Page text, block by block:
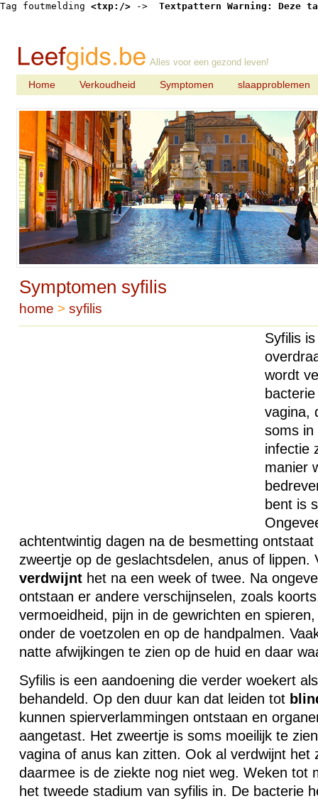
Tag foutmelding <txp:/> -> Textpattern Warning: Deze
Alles voor een gezond leven!
Home Verkoudheid Symptomen slaapproblemen
Symptomen syfilis
home > syfilis
Syfilis
wordt
vagina,
soms in
infectie
manier
bent is
achtentwintig dagen na de besmetting
zweertje op de geslachtsdelen, anus of lippen.
verdwijnthet na een week of twee. Na
ontstaan er andere verschijnselen, zoals
vermoeidheid, pijn in de gewrichten en
onder de voetzolen en op de handpalmen.
natte afwijkingen te zien op de huid en daar
Syfilis is een aandoening die verder woekert
behandeld. Op den duur kan dat leiden tot
kunnen spierverlammingen ontstaan en
aangetast. Het zweertje is soms moeilijk te
vagina of anus kan zitten. Ook al verdwijnt het
daarmee is de ziekte nog niet weg. Weken tot
het tweede stadium van syfilis in. De bacterie